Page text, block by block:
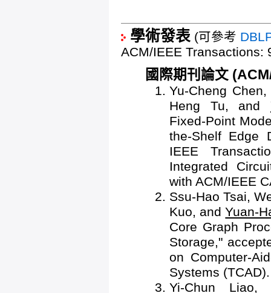
學術發表 (可參考
ACM/IEEE Transactions:
國際期刊論文
Yu-Cheng
Heng Tu, and
Fixed-Point
the-Shelf Edge
IEEE
Integrated
with ACM/IEEE
Ssu-Hao Tsai,
Kuo, andYuan-
Core Graph
Storage,"
on Computer-
Systems
Yi-Chun